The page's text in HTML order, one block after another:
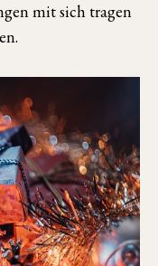
mit sich tragen